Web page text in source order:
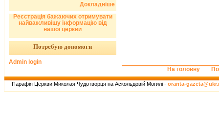
Докладніше
Реєстрація бажаючих отримувати
найважливішу інформацію від
нашої церкви
Потребую допомоги
Admin login
На головну
Парафія Церкви Миколая Чудотворця на Аскольдовій Могилі - oranta-